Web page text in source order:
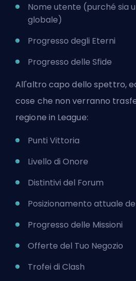
Nome utente (purché sia
globale)
Progresso degli Eterni
Progresso delle Sfide
All'altro capo dello spettro,
cose che non verranno
regione in League:
Punti Vittoria
Livello di Onore
Distintivi del Forum
Posizionamento attuale
Progresso delle Missioni
Offerte del Tuo Negozio
Trofei di Clash